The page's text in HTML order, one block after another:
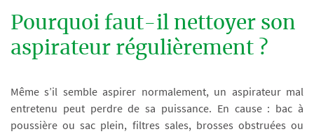
Pourquoi faut-il nettoyer son
aspirateur régulièrement ?
Même s’il semble aspirer normalement, un aspirateur mal
entretenu peut perdre de sa puissance. En cause : bac à
poussière ou sac plein, filtres sales, brosses obstruées ou